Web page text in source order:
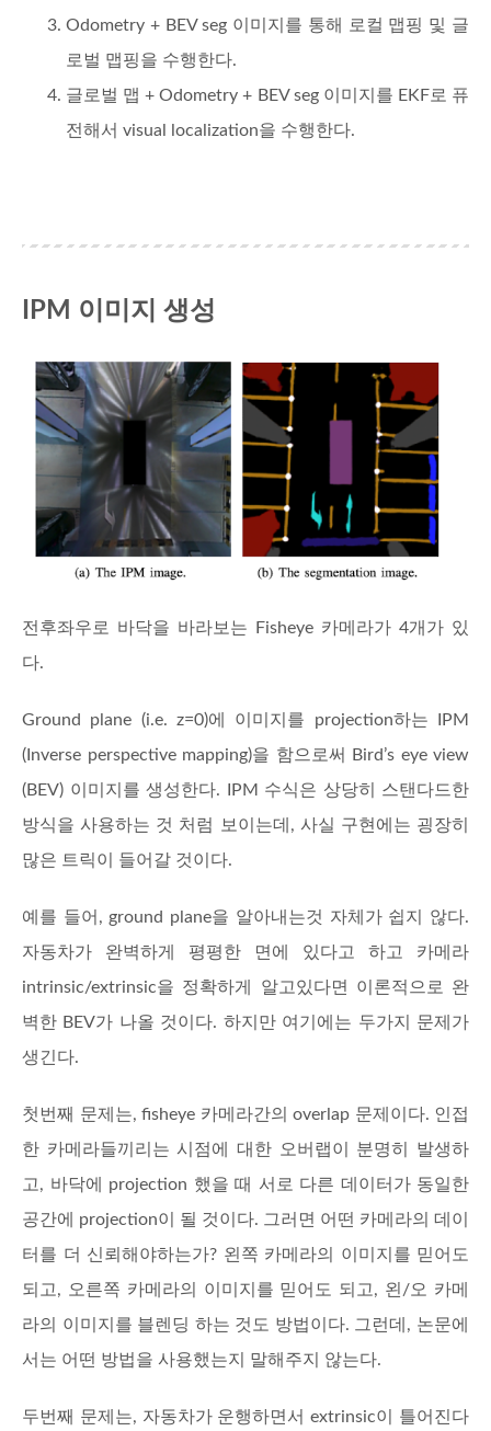
Odometry + BEV seg 이미지를 통해 로컬 맵핑 및 글
로벌 맵핑을 수행한다.
글로벌 맵 + Odometry + BEV seg 이미지를 EKF로 퓨
전해서 visual localization을 수행한다.
IPM 이미지 생성
전후좌우로 바닥을 바라보는 Fisheye 카메라가 4개가 있
다.
Ground plane (i.e. z=0)에 이미지를 projection하는 IPM
(Inverse perspective mapping)을 함으로써 Bird’s eye view
(BEV) 이미지를 생성한다. IPM 수식은 상당히 스탠다드한
방식을 사용하는 것 처럼 보이는데, 사실 구현에는 굉장히
많은 트릭이 들어갈 것이다.
예를 들어, ground plane을 알아내는것 자체가 쉽지 않다.
자동차가 완벽하게 평평한 면에 있다고 하고 카메라
intrinsic/extrinsic을 정확하게 알고있다면 이론적으로 완
벽한 BEV가 나올 것이다. 하지만 여기에는 두가지 문제가
생긴다.
첫번째 문제는, fisheye 카메라간의 overlap 문제이다. 인접
한 카메라들끼리는 시점에 대한 오버랩이 분명히 발생하
고, 바닥에 projection 했을 때 서로 다른 데이터가 동일한
공간에 projection이 될 것이다. 그러면 어떤 카메라의 데이
터를 더 신뢰해야하는가? 왼쪽 카메라의 이미지를 믿어도
되고, 오른쪽 카메라의 이미지를 믿어도 되고, 왼/오 카메
라의 이미지를 블렌딩 하는 것도 방법이다. 그런데, 논문에
서는 어떤 방법을 사용했는지 말해주지 않는다.
두번째 문제는, 자동차가 운행하면서 extrinsic이 틀어진다